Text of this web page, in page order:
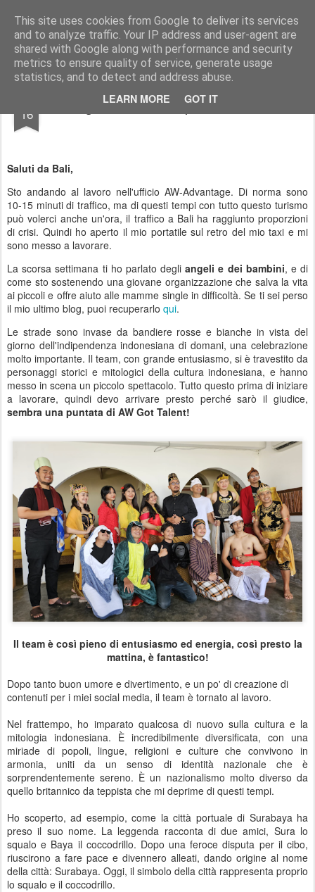
This site uses cookies from Google to deliver its services
and to analyze traffic. Your IP address and user-agent are
shared with Google along with performance and security
metrics to ensure quality of service, generate usage
statistics, and to detect and address abuse.
LEARN MORE GOT IT
AWGifts Italia
Home
16 La giornata dell'indipendenza a Bali
Saluti da Bali,
Sto andando al lavoro nell'ufficio AW-Advantage. Di norma sono
10-15 minuti di traffico, ma di questi tempi con tutto questo turismo
può volerci anche un'ora, il traffico a Bali ha raggiunto proporzioni
di crisi. Quindi ho aperto il mio portatile sul retro del mio taxi e mi
sono messo a lavorare.
La scorsa settimana ti ho parlato degliangeli e dei bambini, e di
come sto sostenendo una giovane organizzazione che salva la vita
ai piccoli e offre aiuto alle mamme single in difficoltà. Se ti sei perso
il mio ultimo blog, puoi recuperarlo qui.
Le strade sono invase da bandiere rosse e bianche in vista del
giorno dell'indipendenza indonesiana di domani, una celebrazione
molto importante. Il team, con grande entusiasmo, si è travestito da
personaggi storici e mitologici della cultura indonesiana, e hanno
messo in scena un piccolo spettacolo. Tutto questo prima di iniziare
a lavorare, quindi devo arrivare presto perché sarò il giudice,
sembra una puntata di AW Got Talent!
Il team è così pieno di entusiasmo ed energia, così presto la
mattina, è fantastico!
Dopo tanto buon umore e divertimento, e un po' di creazione di
contenuti per i miei social media, il team è tornato al lavoro.
Nel frattempo, ho imparato qualcosa di nuovo sulla cultura e la
mitologia indonesiana. È incredibilmente diversificata, con una
miriade di popoli, lingue, religioni e culture che convivono in
armonia, uniti da un senso di identità nazionale che è
sorprendentemente sereno. È un nazionalismo molto diverso da
quello britannico da teppista che mi deprime di questi tempi.
Ho scoperto, ad esempio, come la città portuale di Surabaya ha
preso il suo nome. La leggenda racconta di due amici, Sura lo
squalo e Baya il coccodrillo. Dopo una feroce disputa per il cibo,
riuscirono a fare pace e divennero alleati, dando origine al nome
della città: Surabaya. Oggi, il simbolo della città rappresenta proprio
lo squalo e il coccodrillo.